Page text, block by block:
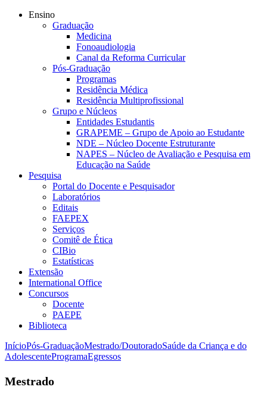
Ensino
Graduação
Medicina
Fonoaudiologia
Canal da Reforma Curricular
Pós-Graduação
Programas
Residência Médica
Residência Multiprofissional
Grupo e Núcleos
Entidades Estudantis
GRAPEME – Grupo de Apoio ao Estudante
NDE – Núcleo Docente Estruturante
NAPES – Núcleo de Avaliação e Pesquisa em
Educação na Saúde
Pesquisa
Portal do Docente e Pesquisador
Laboratórios
Editais
FAEPEX
Serviços
Comitê de Ética
CIBio
Estatísticas
Extensão
International Office
Concursos
Docente
PAEPE
Biblioteca
InícioPós-GraduaçãoMestrado/DoutoradoSaúde da Criança e do
AdolescenteProgramaEgressos
Mestrado